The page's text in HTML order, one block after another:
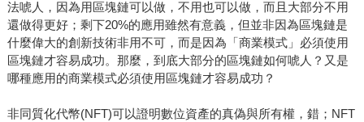
法唬人，因為用區塊鏈可以做，不用也可以做，而且大部分不用
還做得更好；剩下20%的應用雖然有意義，但並非因為區塊鏈是
什麼偉大的創新技術非用不可，而是因為「商業模式」必須使用
區塊鏈才容易成功。那麼，到底大部分的區塊鏈如何唬人？又是
哪種應用的商業模式必須使用區塊鏈才容易成功？
非同質化代幣(NFT)可以證明數位資產的真偽與所有權，錯；NFT